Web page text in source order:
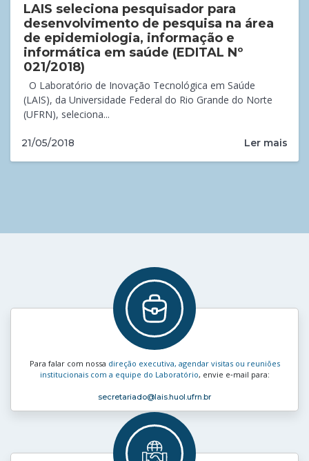
LAIS seleciona pesquisador para
desenvolvimento de pesquisa na área
de epidemiologia, informação e
informática em saúde (EDITAL Nº
021/2018)
O Laboratório de Inovação Tecnológica em Saúde
(LAIS), da Universidade Federal do Rio Grande do Norte
(UFRN), seleciona...
21/05/2018 Ler mais
Para falar com nossa direção executiva, agendar visitas ou reuniões
institucionais com a equipe do Laboratório, envie e‑mail para:
secretariado@lais.huol.ufrn.br